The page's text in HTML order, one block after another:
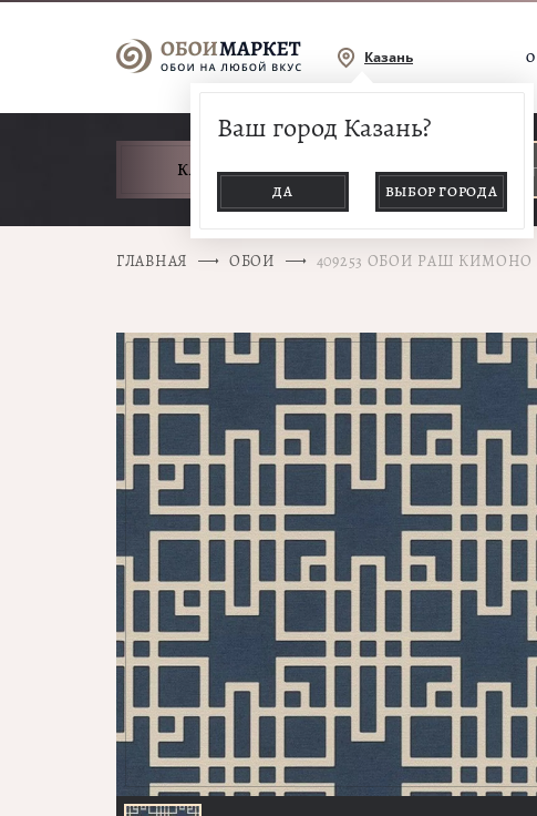
Казань
Ваш город Казань?
ДА ВЫБОР ГОРОДА
КАТАЛОГ ТОВАРОВ
ГЛАВНАЯ ОБОИ 409253 ОБОИ РАШ КИМОНО